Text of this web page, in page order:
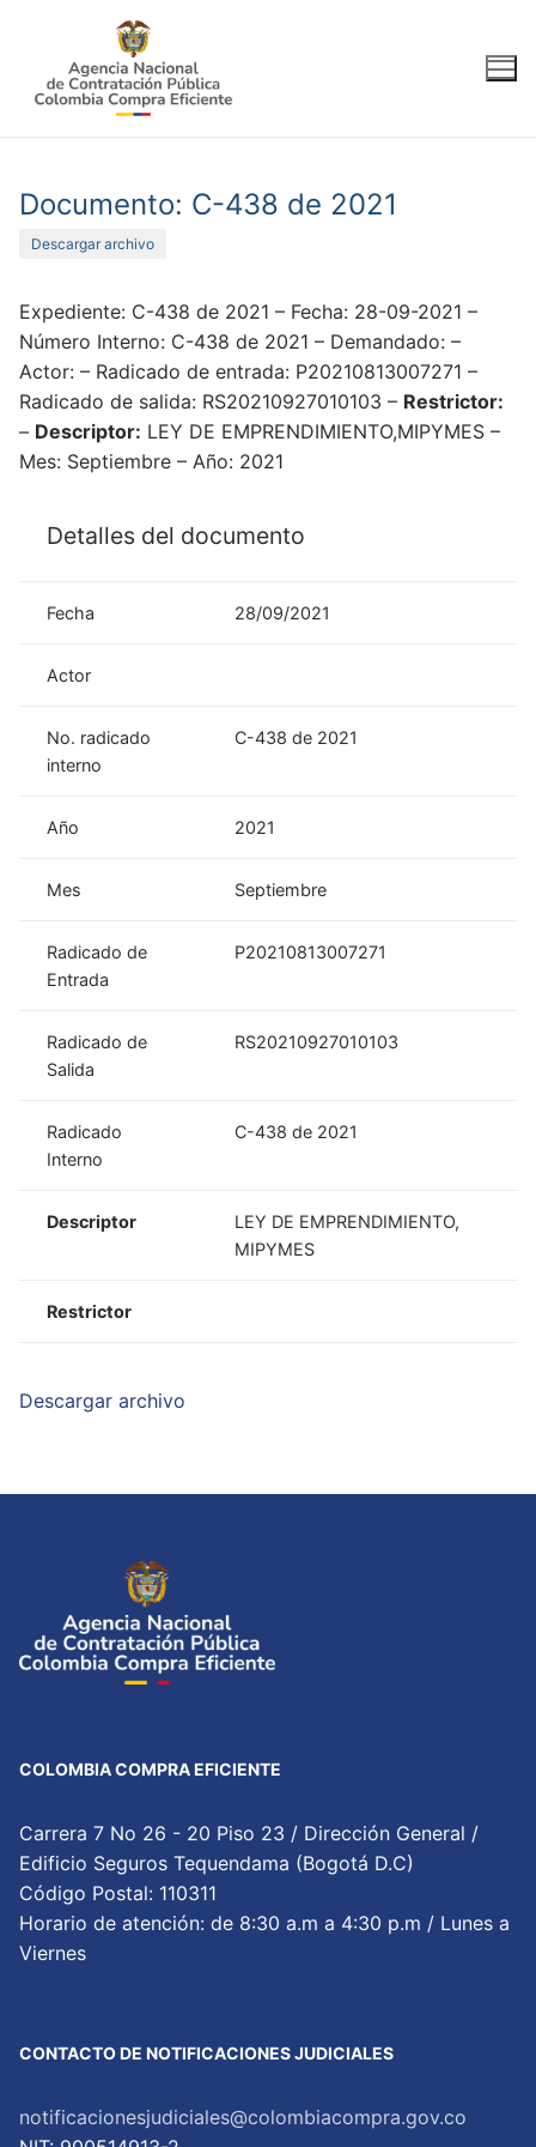
contenido
Documento: C-438 de 2021
Descargar archivo
Expediente: C-438 de 2021 – Fecha: 28-09-2021 –
Número Interno: C-438 de 2021 – Demandado: –
Actor: – Radicado de entrada: P20210813007271 –
Radicado de salida: RS20210927010103 – Restrictor:
– Descriptor: LEY DE EMPRENDIMIENTO,MIPYMES –
Mes: Septiembre – Año: 2021
Detalles del documento
Fecha 28/09/2021
Actor
No. radicado
interno
C-438 de 2021
Año 2021
Mes Septiembre
Radicado de
Entrada
P20210813007271
Radicado de
Salida
RS20210927010103
Radicado
Interno
C-438 de 2021
Descriptor
LEY DE EMPRENDIMIENTO,
MIPYMES
Restrictor
Descargar archivo
COLOMBIA COMPRA EFICIENTE
Carrera 7 No 26 - 20 Piso 23 / Dirección General /
Edificio Seguros Tequendama (Bogotá D.C)
Código Postal: 110311
Horario de atención: de 8:30 a.m a 4:30 p.m / Lunes a
Viernes
CONTACTO DE NOTIFICACIONES JUDICIALES
notificacionesjudiciales@colombiacompra.gov.co